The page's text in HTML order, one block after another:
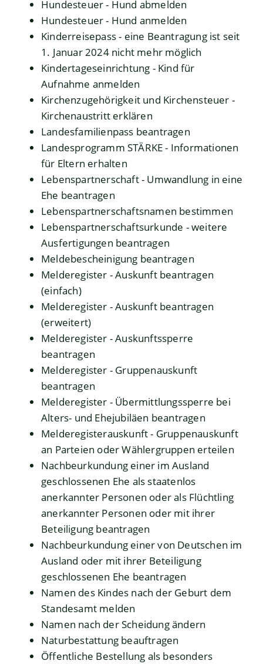
Hundesteuer - Hund abmelden
Hundesteuer - Hund anmelden
Kinderreisepass - eine Beantragung ist seit
1. Januar 2024 nicht mehr möglich
Kindertageseinrichtung - Kind für
Aufnahme anmelden
Kirchenzugehörigkeit und Kirchensteuer -
Kirchenaustritt erklären
Landesfamilienpass beantragen
Landesprogramm STÄRKE - Informationen
für Eltern erhalten
Lebenspartnerschaft - Umwandlung in eine
Ehe beantragen
Lebenspartnerschaftsnamen bestimmen
Lebenspartnerschaftsurkunde - weitere
Ausfertigungen beantragen
Meldebescheinigung beantragen
Melderegister - Auskunft beantragen
(einfach)
Melderegister - Auskunft beantragen
(erweitert)
Melderegister - Auskunftssperre
beantragen
Melderegister - Gruppenauskunft
beantragen
Melderegister - Übermittlungssperre bei
Alters- und Ehejubiläen beantragen
Melderegisterauskunft - Gruppenauskunft
an Parteien oder Wählergruppen erteilen
Nachbeurkundung einer im Ausland
geschlossenen Ehe als staatenlos
anerkannter Personen oder als Flüchtling
anerkannter Personen oder mit ihrer
Beteiligung beantragen
Nachbeurkundung einer von Deutschen im
Ausland oder mit ihrer Beteiligung
geschlossenen Ehe beantragen
Namen des Kindes nach der Geburt dem
Standesamt melden
Namen nach der Scheidung ändern
Naturbestattung beauftragen
Öffentliche Bestellung als besonders